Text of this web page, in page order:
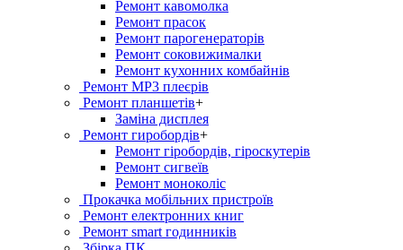
Ремонт кавомолка
Ремонт прасок
Ремонт парогенераторiв
Ремонт соковижималки
Ремонт кухонних комбайнів
Ремонт MP3 плеєрів
Ремонт планшетів+
Заміна дисплея
Ремонт гиробордiв+
Ремонт гіробордів, гіроскутерів
Ремонт сигвеїв
Ремонт моноколіс
Прокачка мобільних пристроїв
Ремонт електронних книг
Ремонт smart годинників